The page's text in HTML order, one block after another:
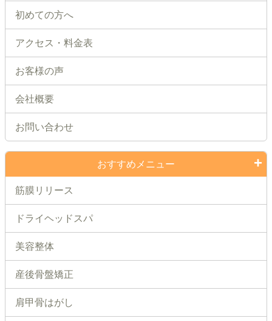
初めての方へ
アクセス・料金表
お客様の声
会社概要
お問い合わせ
おすすめメニュー
筋膜リリース
ドライヘッドスパ
美容整体
産後骨盤矯正
肩甲骨はがし